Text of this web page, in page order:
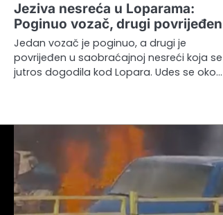
Jeziva nesreća u Loparama:
Poginuo vozač, drugi povrijeđen
Jedan vozač je poginuo, a drugi je
povrijeđen u saobraćajnoj nesreći koja se
jutros dogodila kod Lopara. Udes se oko…